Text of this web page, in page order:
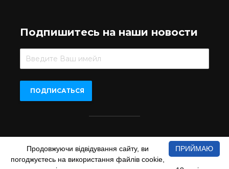
Подпишитесь на наши новости
Beer.UA © 2016-2022
При копіюванні матеріалів з сайту обов'язкове пряме
відкрите для пошукових систем гіперпосилання на сайт
ПРИЙМАЮ
Продовжуючи відвідування сайту, ви
погоджуєтесь на використання файлів cookie,